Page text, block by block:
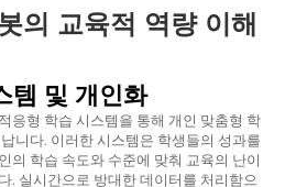
의 교육적 역량 이해
템 및 개인화
응형 학습 시스템을 통해 개인 맞춤형 학
니다. 이러한 시스템은 학생들의 성과를
의 학습 속도와 수준에 맞춰 교육의 난이
. 실시간으로 방대한 데이터를 처리함으